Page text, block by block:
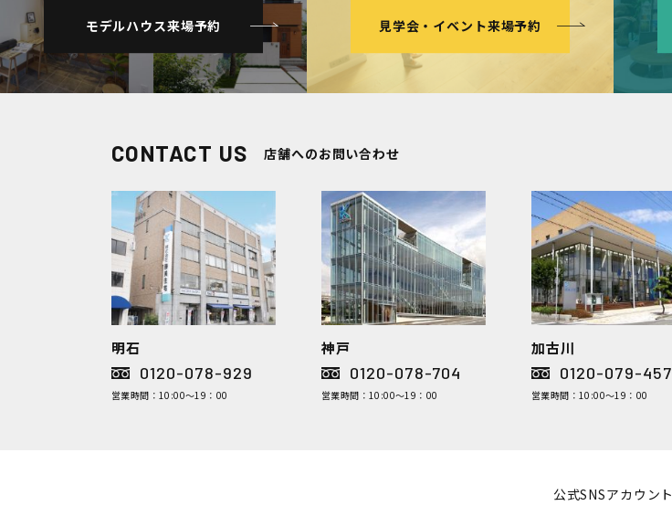
モデルハウス来場予約 見学会・イベント来場予約
CONTACT US 店舗へのお問い合わせ
明石
0120-078-929
営業時間：10:00～19：00
神戸
0120-078-704
営業時間：10:00～19：00
加古川
0120-079-457
営業時間：10:00～19：00
公式SNSアカウント